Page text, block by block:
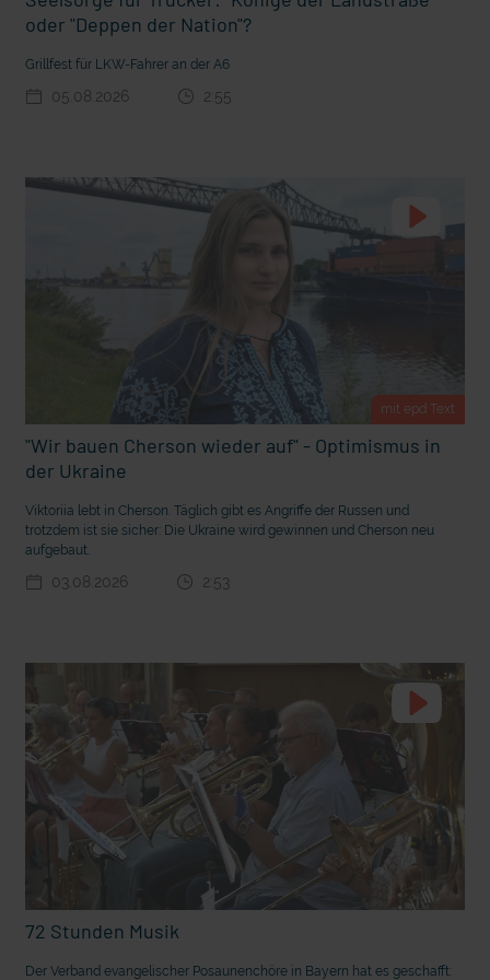
Vorhang auf für Kinderzirkus Giovanni
mit epd Text
oder "Deppen der Nation"?
Grillfest für LKW-Fahrer an der A6
05.08.2026 2:55
mit epd Text
"Wir bauen Cherson wieder auf" - Optimismus in
der Ukraine
Viktoriia lebt in Cherson. Täglich gibt es Angriffe der Russen und
trotzdem ist sie sicher: Die Ukraine wird gewinnen und Cherson neu
aufgebaut.
03.08.2026 2:53
72 Stunden Musik
Der Verband evangelischer Posaunenchöre in Bayern hat es geschafft: